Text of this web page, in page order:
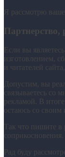
Я рассмотрю
Партнерство,
Если вы
изготовлением,
и читателей
Допустим, вы
связываетесь со
рекламой. В
остаюсь со
Так что пишите в
соприкосновения.
Рад буду